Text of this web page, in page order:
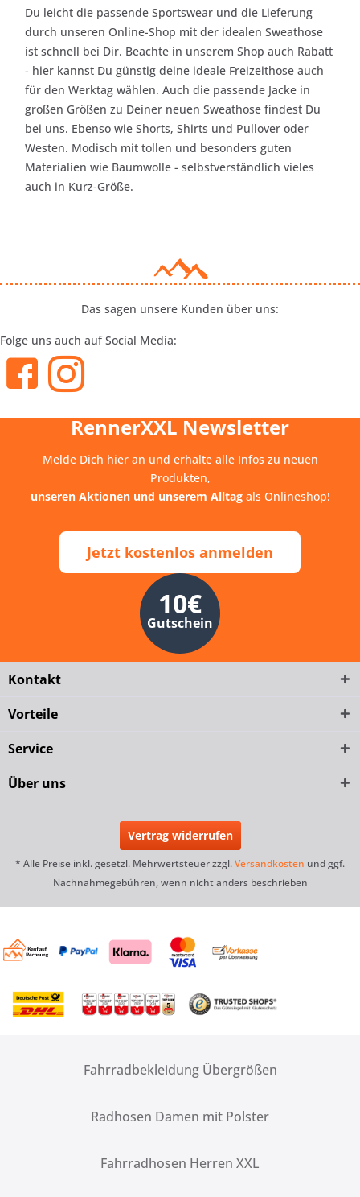
Du leicht die passende Sportswear und die Lieferung
durch unseren Online-Shop mit der idealen Sweathose
ist schnell bei Dir. Beachte in unserem Shop auch Rabatt
- hier kannst Du günstig deine ideale Freizeithose auch
für den Werktag wählen. Auch die passende Jacke in
großen Größen zu Deiner neuen Sweathose findest Du
bei uns. Ebenso wie Shorts, Shirts und Pullover oder
Westen. Modisch mit tollen und besonders guten
Materialien wie Baumwolle - selbstverständlich vieles
auch in Kurz-Größe.
Das sagen unsere Kunden über uns:
Folge uns auch auf Social Media:
RennerXXL Newsletter
Melde Dich hier an und erhalte alle Infos zu neuen
Produkten,
unseren Aktionen und unserem Alltagals Onlineshop!
Jetzt kostenlos anmelden
10€
Gutschein
Kontakt
Vorteile
Service
Über uns
Vertrag widerrufen
* Alle Preise inkl. gesetzl. Mehrwertsteuer zzgl.Versandkosten und ggf.
Nachnahmegebühren, wenn nicht anders beschrieben
Fahrradbekleidung Übergrößen
Radhosen Damen mit Polster
Fahrradhosen Herren XXL